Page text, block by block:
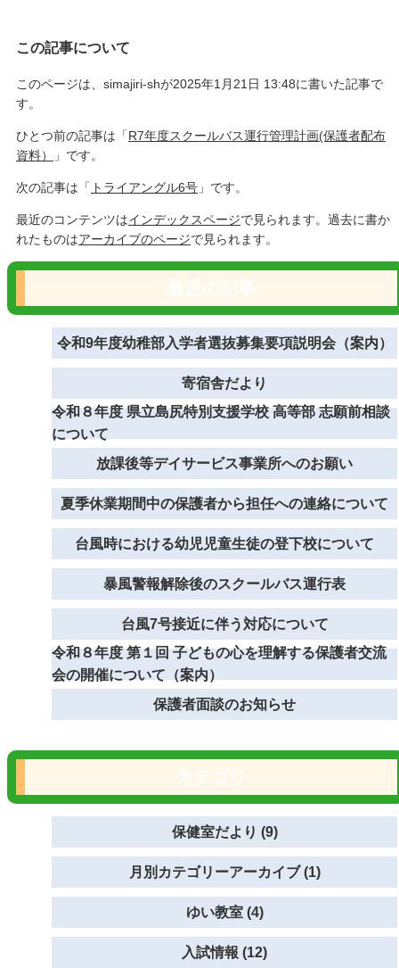
この記事について
このページは、simajiri-shが2025年1月21日 13:48に書いた記事で
す。
ひとつ前の記事は「R7年度スクールバス運行管理計画(保護者配布
資料）
」です。
次の記事は「 トライアングル6号 」です。
最近のコンテンツはインデックスページで見られます。過去に書か
れたものはアーカイブのページで見られます。
令和9年度幼稚部入学者選抜募集要項説明会（案内）
寄宿舎だより
令和８年度 県立島尻特別支援学校 高等部 志願前相談
について
放課後等デイサービス事業所へのお願い
夏季休業期間中の保護者から担任への連絡について
台風時における幼児児童生徒の登下校について
暴風警報解除後のスクールバス運行表
台風7号接近に伴う対応について
令和８年度 第１回 子どもの心を理解する保護者交流
会の開催について（案内）
保護者面談のお知らせ
保健室だより (9)
月別カテゴリーアーカイブ (1)
ゆい教室 (4)
入試情報 (12)